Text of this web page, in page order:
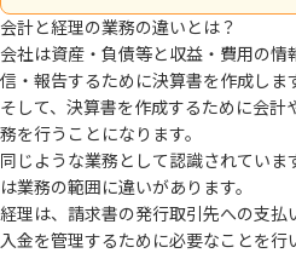
会計と経理の業務の違いとは？
会社は資産・負債等と収益・費用の情
信・報告するために決算書を作成しま
そして、決算書を作成するために会計
務を行うことになります。
同じような業務として認識されていま
は業務の範囲に違いがあります。
経理は、請求書の発行取引先への支払
入金を管理するために必要なことを行